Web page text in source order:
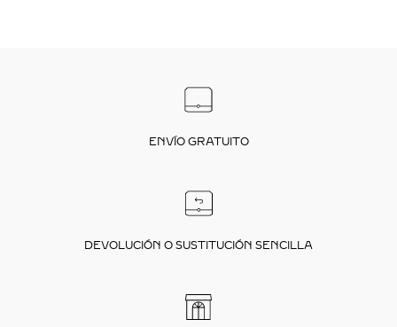
ENVÍO GRATUITO
DEVOLUCIÓN O SUSTITUCIÓN SENCILLA